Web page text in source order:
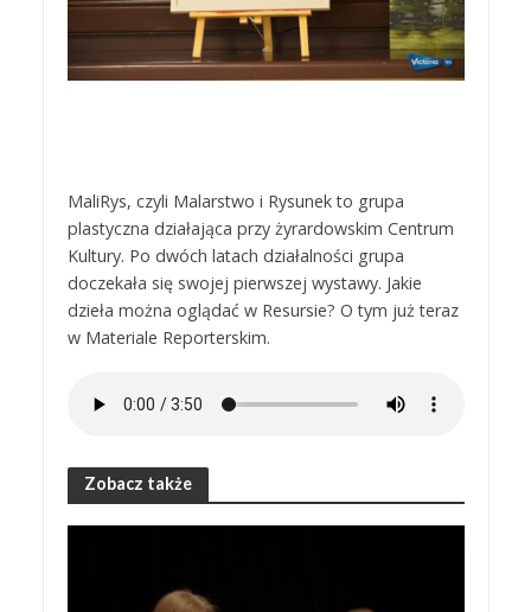
MaliRys, czyli Malarstwo i Rysunek to grupa
plastyczna działająca przy żyrardowskim Centrum
Kultury. Po dwóch latach działalności grupa
doczekała się swojej pierwszej wystawy. Jakie
dzieła można oglądać w Resursie? O tym już teraz
w Materiale Reporterskim.
Zobacz także